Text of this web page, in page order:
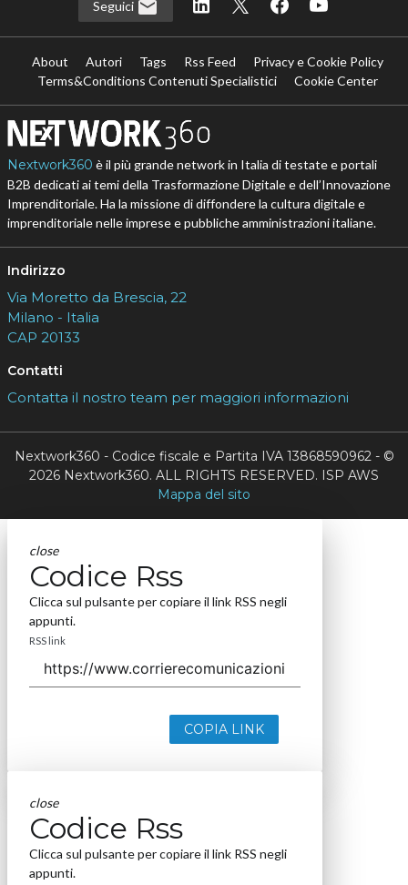
Seguici
About Autori Tags Rss Feed
Privacy e Cookie Policy
Terms&Conditions Contenuti Specialistici
Cookie Center
Nextwork360 è il più grande network in Italia di testate e portali
B2B dedicati ai temi della Trasformazione Digitale e dell’Innovazione
Imprenditoriale. Ha la missione di diffondere la cultura digitale e
imprenditoriale nelle imprese e pubbliche amministrazioni italiane.
Indirizzo
Via Moretto da Brescia, 22
Milano - Italia
CAP 20133
Contatti
Contatta il nostro team per maggiori informazioni
Nextwork360 - Codice fiscale e Partita IVA 13868590962 - ©
2026 Nextwork360. ALL RIGHTS RESERVED. ISP AWS
Mappa del sito
close
Codice Rss
Clicca sul pulsante per copiare il link RSS negli
appunti.
RSS link
COPIA LINK
close
Codice Rss
Clicca sul pulsante per copiare il link RSS negli
appunti.